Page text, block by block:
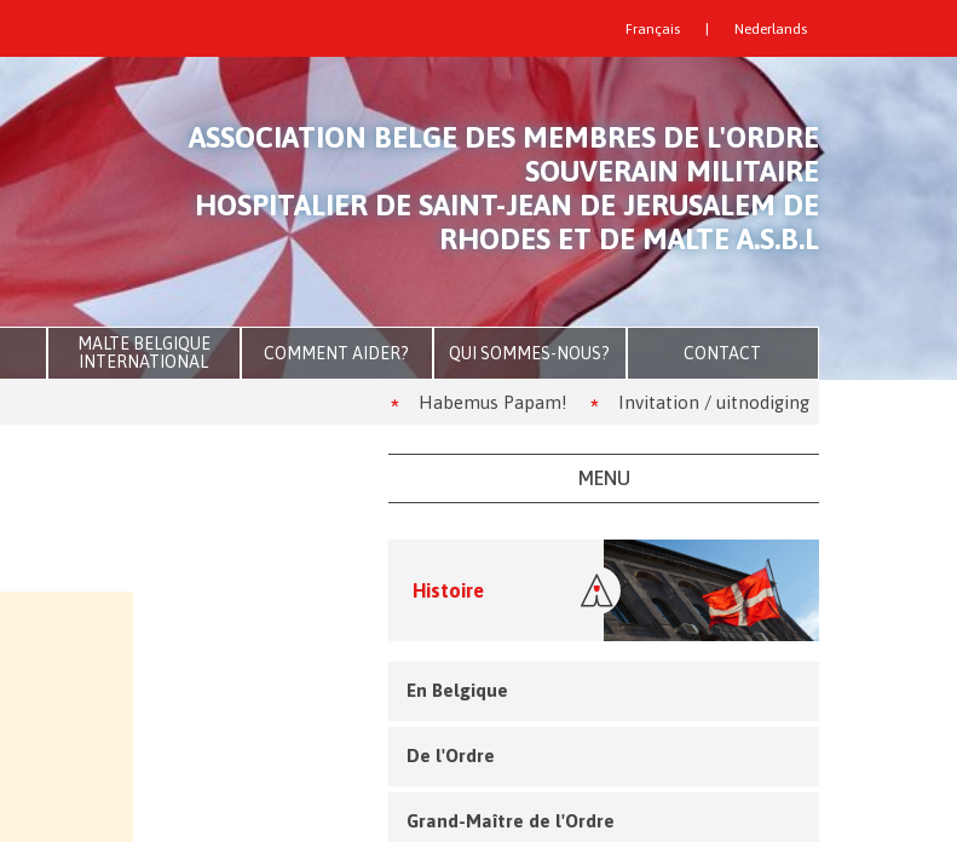
Français | Nederlands
ASSOCIATION BELGE DES MEMBRES DE L'ORDRE
SOUVERAIN MILITAIRE
HOSPITALIER DE SAINT-JEAN DE JERUSALEM DE
RHODES ET DE MALTE A.S.B.L
MALTE BELGIQUE
INTERNATIONAL
COMMENT AIDER? QUI SOMMES-NOUS? CONTACT
Habemus Papam! Invitation / uitnodiging Les Kouglofs. Le
MENU
Histoire
En Belgique
De l'Ordre
Grand-Maître de l'Ordre